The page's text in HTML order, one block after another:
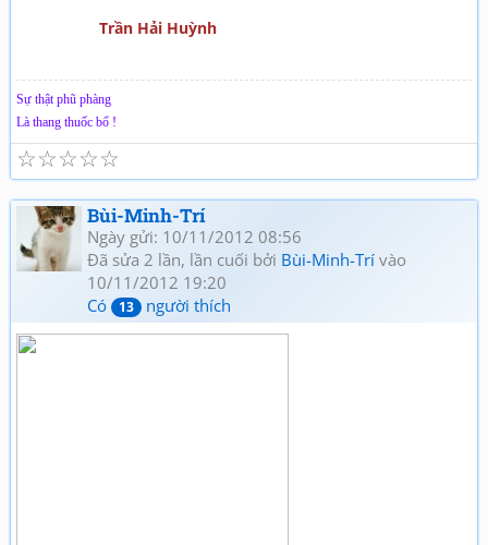
Trần Hải Huỳnh
Sự thật phũ phàng
Là thang thuốc bổ !
☆
☆
☆
☆
☆
Bùi-Minh-Trí
Ngày gửi: 10/11/2012 08:56
Đã sửa 2 lần, lần cuối bởi Bùi-Minh-Trí vào
10/11/2012 19:20
Có
13 người thích